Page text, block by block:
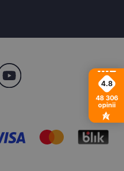
4.8
48 306
opinii